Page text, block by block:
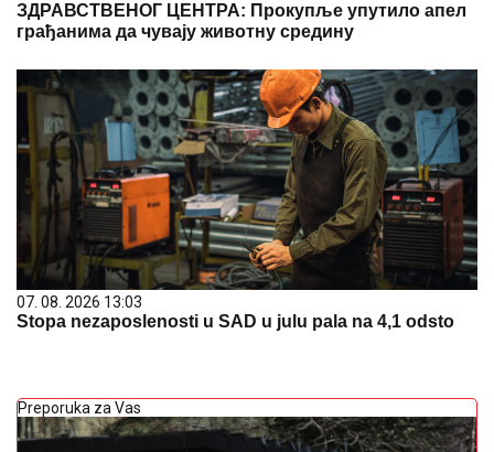
ЗДРАВСТВЕНОГ ЦЕНТРА: Прокупље упутило апел
грађанима да чувају животну средину
07. 08. 2026 13:03
Stopa nezaposlenosti u SAD u julu pala na 4,1 odsto
Preporuka za Vas